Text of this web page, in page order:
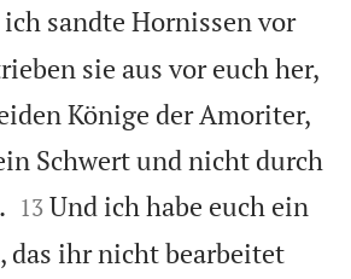
sandte Hornissen vor
sie aus vor euch her,
Könige der Amoriter,
Schwert und nicht durch


13 Und ich habe euch ein
das ihr nicht bearbeitet